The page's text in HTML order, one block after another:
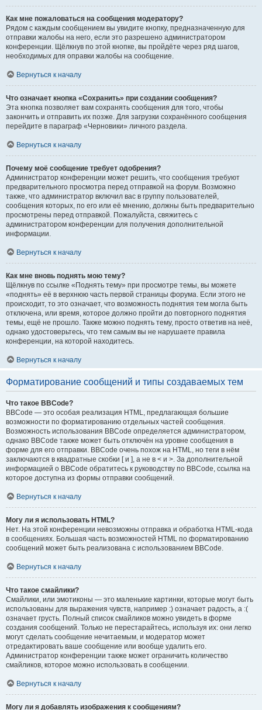
Как мне пожаловаться на сообщения модератору?
Рядом с каждым сообщением вы увидите кнопку, предназначенную для
отправки жалобы на него, если это разрешено администратором
конференции. Щёлкнув по этой кнопке, вы пройдёте через ряд шагов,
необходимых для оправки жалобы на сообщение.
Вернуться к началу
Что означает кнопка «Сохранить» при создании сообщения?
Эта кнопка позволяет вам сохранять сообщения для того, чтобы
закончить и отправить их позже. Для загрузки сохранённого сообщения
перейдите в параграф «Черновики» личного раздела.
Вернуться к началу
Почему моё сообщение требует одобрения?
Администратор конференции может решить, что сообщения требуют
предварительного просмотра перед отправкой на форум. Возможно
также, что администратор включил вас в группу пользователей,
сообщения которых, по его или её мнению, должны быть предварительно
просмотрены перед отправкой. Пожалуйста, свяжитесь с
администратором конференции для получения дополнительной
информации.
Вернуться к началу
Как мне вновь поднять мою тему?
Щёлкнув по ссылке «Поднять тему» при просмотре темы, вы можете
«поднять» её в верхнюю часть первой страницы форума. Если этого не
происходит, то это означает, что возможность поднятия тем могла быть
отключена, или время, которое должно пройти до повторного поднятия
темы, ещё не прошло. Также можно поднять тему, просто ответив на неё,
однако удостоверьтесь, что тем самым вы не нарушаете правила
конференции, на которой находитесь.
Вернуться к началу
Форматирование сообщений и типы создаваемых тем
Что такое BBCode?
BBCode — это особая реализация HTML, предлагающая большие
возможности по форматированию отдельных частей сообщения.
Возможность использования BBCode определяется администратором,
однако BBCode также может быть отключён на уровне сообщения в
форме для его отправки. BBCode очень похож на HTML, но теги в нём
заключаются в квадратные скобки [ и ], а не в < и >. За дополнительной
информацией о BBCode обратитесь к руководству по BBCode, ссылка на
которое доступна из формы отправки сообщений.
Вернуться к началу
Могу ли я использовать HTML?
Нет. На этой конференции невозможны отправка и обработка HTML-кода
в сообщениях. Большая часть возможностей HTML по форматированию
сообщений может быть реализована с использованием BBCode.
Вернуться к началу
Что такое смайлики?
Смайлики, или эмотиконы — это маленькие картинки, которые могут быть
использованы для выражения чувств, например :) означает радость, а :(
означает грусть. Полный список смайликов можно увидеть в форме
создания сообщений. Только не перестарайтесь, используя их: они легко
могут сделать сообщение нечитаемым, и модератор может
отредактировать ваше сообщение или вообще удалить его.
Администратор конференции также может ограничить количество
смайликов, которое можно использовать в сообщении.
Вернуться к началу
Могу ли я добавлять изображения к сообщениям?